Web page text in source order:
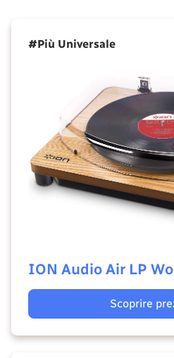
#Più Universale
ION Audio Air LP
Scoprire